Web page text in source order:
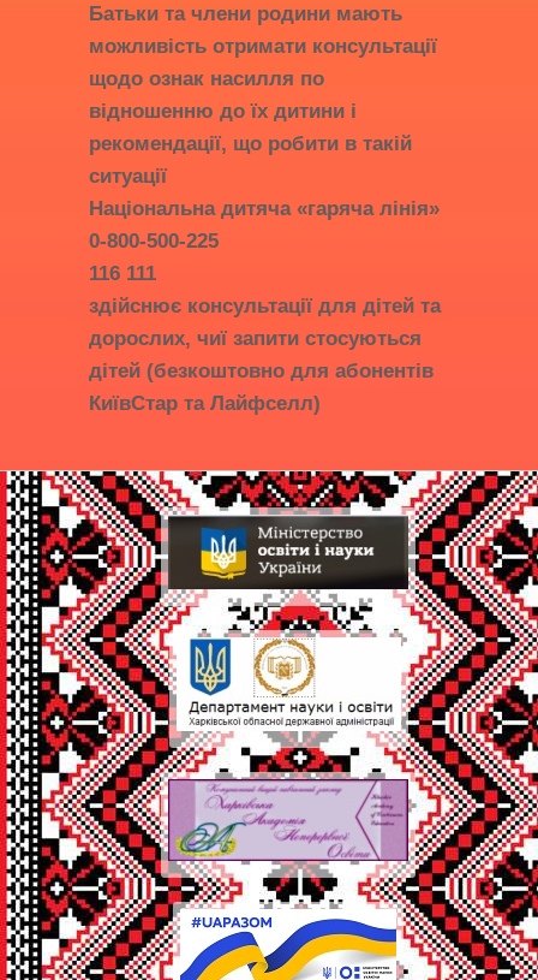
Батьки та члени родини мають
можливість отримати консультації
щодо ознак насилля по
відношенню до їх дитини і
рекомендації, що робити в такій
ситуації
Національна дитяча «гаряча лінія»
0-800-500-225
116 111
здійснює консультації для дітей та
дорослих, чиї запити стосуються
дітей (безкоштовно для абонентів
КиївСтар та Лайфселл)